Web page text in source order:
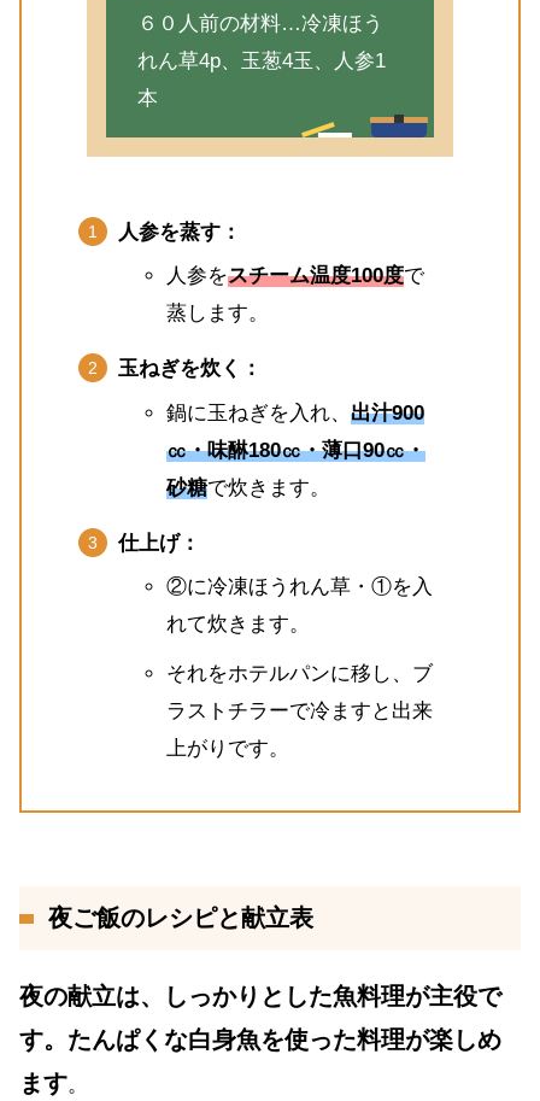
６０人前の材料…冷凍ほう
れん草4p、玉葱4玉、人参1
本
人参を蒸す：
人参をスチーム温度100度で
蒸します。
玉ねぎを炊く：
鍋に玉ねぎを入れ、 出汁900
㏄・味醂180㏄・薄口90㏄・
砂糖で炊きます。
仕上げ：
②に冷凍ほうれん草・①を入
れて炊きます。
それをホテルパンに移し、ブ
ラストチラーで冷ますと出来
上がりです。
夜ご飯のレシピと献立表
夜の献立は、しっかりとした魚料理が主役で
す。たんぱくな白身魚を使った料理が楽しめ
ます。